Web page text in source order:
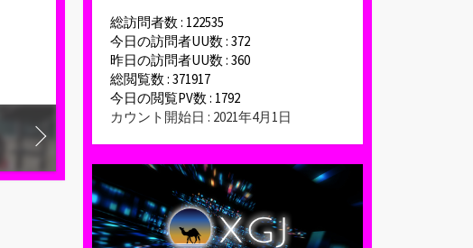
総訪問者数 : 122535
今日の訪問者UU数 : 372
昨日の訪問者UU数 : 360
総閲覧数 : 371917
今日の閲覧PV数 : 1792
カウント開始日 : 2021年4月1日